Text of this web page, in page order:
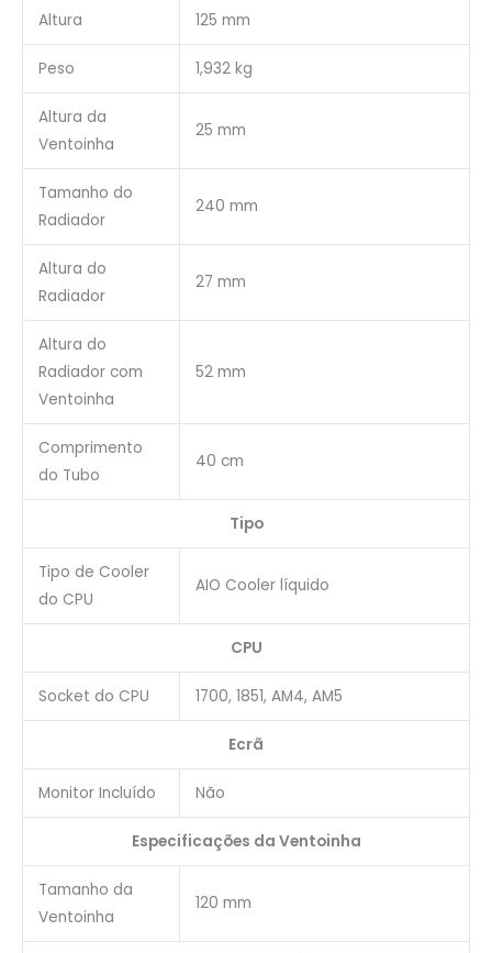
Altura 125 mm
Peso 1,932 kg
Altura da
Ventoinha
25 mm
Tamanho do
Radiador
240 mm
Altura do
Radiador
27 mm
Altura do
Radiador com
Ventoinha
52 mm
Comprimento
do Tubo
40 cm
Tipo
Tipo de Cooler
do CPU
AIO Cooler líquido
CPU
Socket do CPU 1700, 1851, AM4, AM5
Ecrã
Monitor Incluído Não
Especificações da Ventoinha
Tamanho da
Ventoinha
120 mm